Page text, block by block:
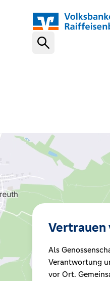
VR Banking App
Kreditrechner
Vertrauen
Als
Verantwortung
vor Ort.